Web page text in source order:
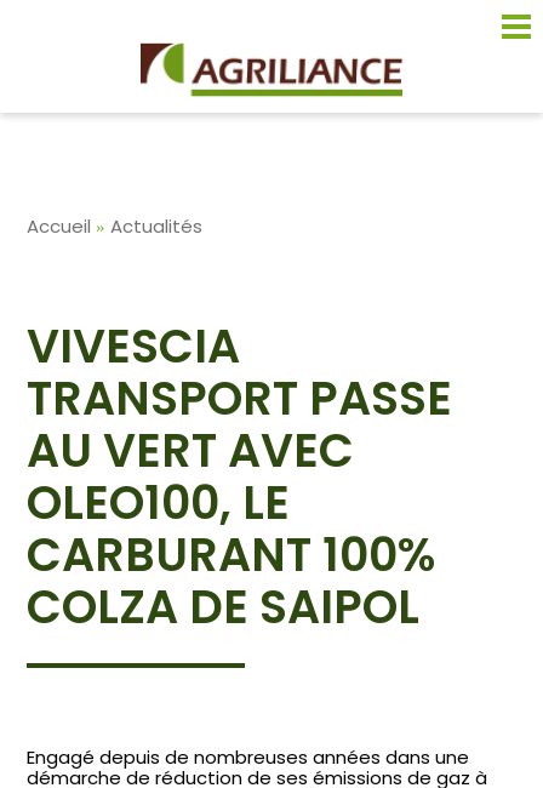
Fil
Accueil Actualités
VIVESCIA
TRANSPORT PASSE
AU VERT AVEC
OLEO100, LE
CARBURANT 100%
COLZA DE SAIPOL
Engagé depuis de nombreuses années dans une
démarche de réduction de ses émissions de gaz à